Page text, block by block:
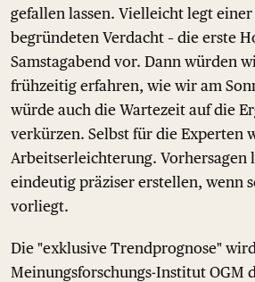
gefallen lassen. Vielleicht legt
begründeten Verdacht – die erste
Samstagabend vor. Dann würden
frühzeitig erfahren, wie wir am
würde auch die Wartezeit auf die
verkürzen. Selbst für die Experten
Arbeitserleichterung. Vorhersagen
eindeutig präziser erstellen, wenn
vorliegt.
Die "exklusive Trendprognose"
Meinungsforschungs-Institut OGM